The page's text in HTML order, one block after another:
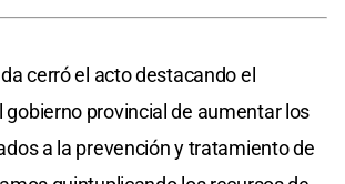
cerró el acto destacando el
provincial de aumentar los
a la prevención y tratamiento de